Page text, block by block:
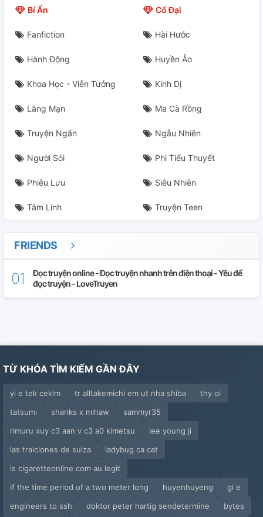
Cháp 25
Cháp 26
Phần 27
Cháp 28
Cháp 29
Cháp 30
Cháp 31
Cháp 32
Bí Ẩn Cổ Đại
Fanfiction Hài Hước
Hành Động Huyền Ảo
Khoa Học - Viễn Tưởng Kinh Dị
Lãng Mạn Ma Cà Rồng
Truyện Ngắn Ngẫu Nhiên
Người Sói Phi Tiểu Thuyết
Phiêu Lưu Siêu Nhiên
Tâm Linh Truyện Teen
FRIENDS
Đọc truyện online - Đọc truyện nhanh trên điện thoại - Yêu để
đọc truyện - LoveTruyen
TỪ KHÓA TÌM KIẾM GẦN ĐÂY
yi e tek cekim tr alltakemichi em ut nha shiba
thy oi
tatsumi
shanks x mihaw
sammyr35
rimuru xuy c3 aan v c3 a0 kimetsu
lee young ji
las traiciones de suiza
ladybug ca cat
is cigaretteonline com au legit
if the time period of a two meter long
huyenhuyeng
gi e
engineers to ssh
doktor peter hartig sendetermine bytes